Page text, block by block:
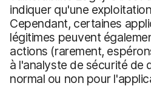
indiquer qu'une
Cependant, certaines
légitimes peuvent
actions (rarement,
à l'analyste de sécurité de
normal ou non pour